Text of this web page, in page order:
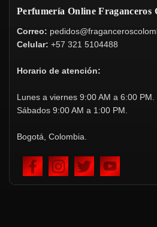
Perfumería Online Fraganceros
Correo:
Celular: +57 321 5104488
Horario de atención:
Lunes a viernes 9:00 AM a 6:00 PM.
Sábados 9:00 AM a 1:00 PM.
Bogotá, Colombia.